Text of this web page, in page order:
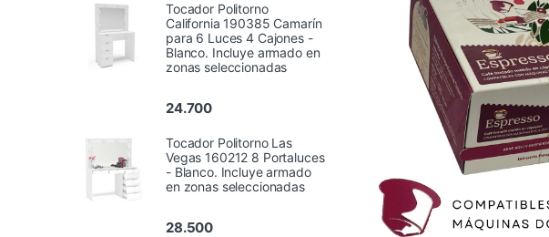
Tocador Politorno
California 190385 Camarín
para 6 Luces 4 Cajones -
Blanco. Incluye armado en
zonas seleccionadas
24.700
Tocador Politorno Las
Vegas 160212 8 Portaluces
- Blanco. Incluye armado
en zonas seleccionadas
28.500